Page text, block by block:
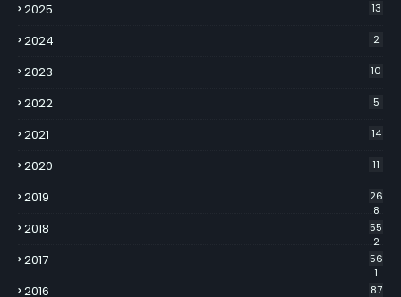
2025 13
2024 2
2023 10
2022 5
2021 14
2020 11
2019
26
8
2018
55
2
2017
56
1
2016 87